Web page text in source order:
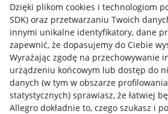
Dzięki plikom cookies i technologiom
SDK) oraz przetwarzaniu Twoich
innymi unikalne identyfikatory, dane
zapewnić, że dopasujemy do Ciebie
Wyrażając zgodę na przechowywanie
urządzeniu końcowym lub dostęp do
danych (w tym w obszarze
statystycznych) sprawiasz, że łatwiej
Allegro dokładnie to, czego szukasz i